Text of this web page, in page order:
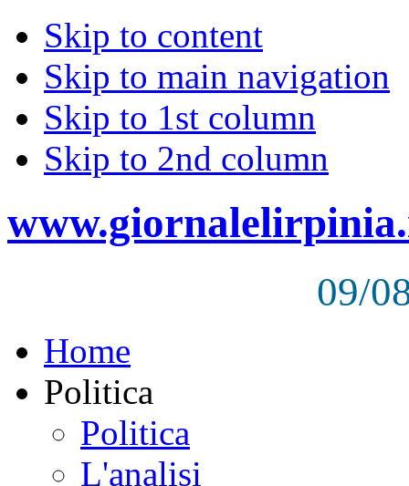
Skip to content
Skip to main navigation
Skip to 1st column
Skip to 2nd column
09/
Home
Politica
Politica
L'analisi